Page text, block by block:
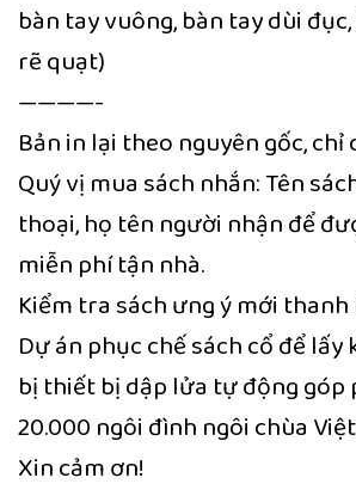
bàn tay vuông, bàn tay dùi
rẽ quạt)
————-
Bản in lại theo nguyên gốc, chỉ
Quý vị mua sách nhắn: Tên
thoại, họ tên người nhận để
miễn phí tận nhà.
Kiểm tra sách ưng ý mới
Dự án phục chế sách cổ để
bị thiết bị dập lửa tự động góp
20.000 ngôi đình ngôi chùa
Xin cảm ơn!